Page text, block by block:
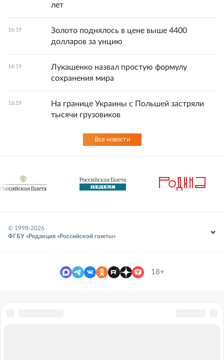
лет
16:19
Золото поднялось в цене выше 4400
долларов за унцию
16:19
Лукашенко назвал простую формулу
сохранения мира
16:19
На границе Украины с Польшей застряли
тысячи грузовиков
Все новости
© 1998-2026
ФГБУ «Редакция «Российской газеты»
18+